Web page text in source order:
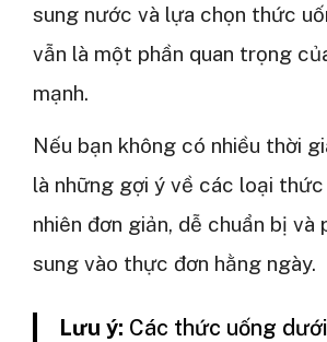
sung nước và lựa chọn thức
vẫn là một phần quan trọng
mạnh.
Nếu bạn không có nhiều thời
là những gợi ý về các loại
nhiên đơn giản, dễ chuẩn bị và
sung vào thực đơn hằng ngày.
Lưu ý: Các thức uống